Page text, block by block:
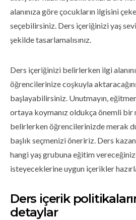
alanınıza göre çocukların ilgisini
seçebilirsiniz. Ders içeriğinizi yaş
şekilde tasarlamalısınız.
Ders içeriğinizi belirlerken ilgi
öğrencilerinize coşkuyla
başlayabilirsiniz. Unutmayın, eğitmen
ortaya koymanız oldukça önemli bir
belirlerken öğrencilerinizde merak
başlık seçmenizi öneririz. Ders
hangi yaş grubuna eğitim
isteyeceklerine uygun içerikler
Ders içerik
detaylar